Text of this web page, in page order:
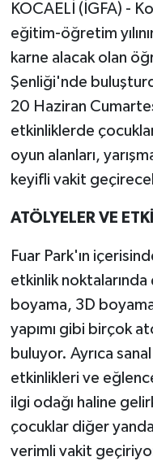
KOCAELİ (İGFA) -
eğitim-öğretim
karne alacak olan
Şenliği'nde
20 Haziran
etkinliklerde
oyun alanları,
keyifli vakit
ATÖLYELER VE
Fuar Park'ın
etkinlik
boyama, 3D
yapımı gibi birçok
buluyor. Ayrıca
etkinlikleri ve
ilgi odağı haline
çocuklar diğer
verimli vakit